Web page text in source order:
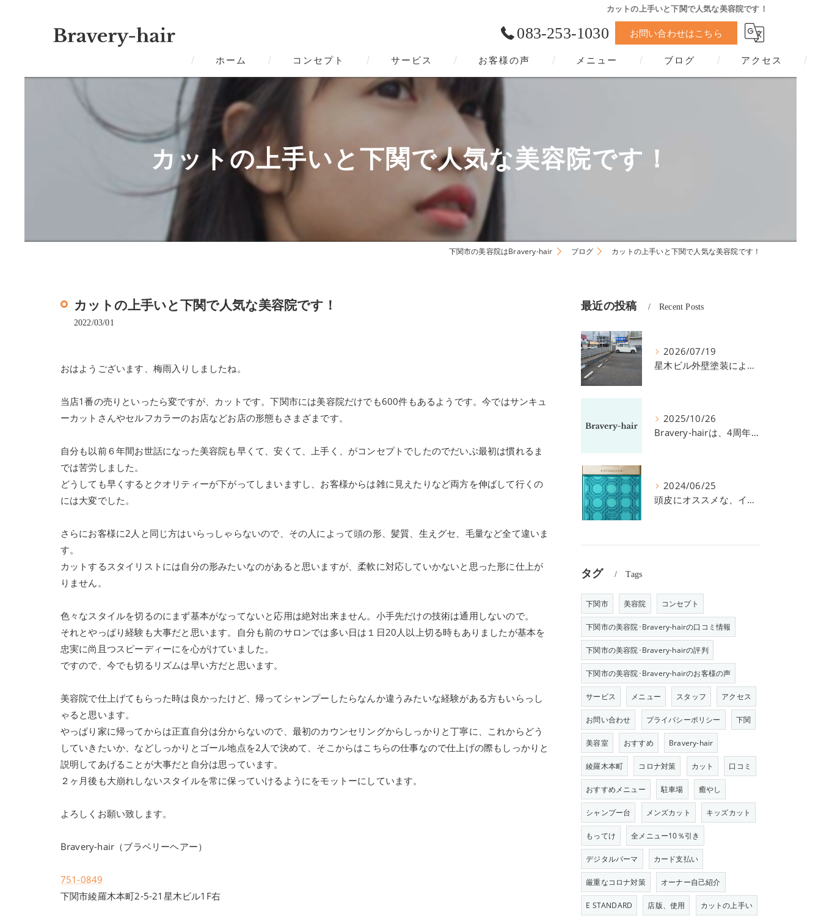
カットの上手いと下関で人気な美容院です！
083-253-1030 お問い合わせはこちら
ホーム コンセプト
下関市の美容院･Bravery-hairの口コミ情報
下関市の美容院･Bravery-hairのお客様の声
サービス お客様の声 メニュー ブログ アクセス
カットの上手いと下関で人気な美容院です！
下関市の美容院はBravery-hair ブログ カットの上手いと下関で人気な美容院です！
カットの上手いと下関で人気な美容院です！
2022/03/01
おはようございます、梅雨入りしましたね。
当店1番の売りといったら変ですが、カットです。下関市には美容院だけでも600件もあるようです。今ではサンキュ
ーカットさんやセルフカラーのお店などお店の形態もさまざまです。
自分も以前６年間お世話になった美容院も早くて、安くて、上手く、がコンセプトでしたのでだいぶ最初は慣れるま
では苦労しました。
どうしても早くするとクオリティーが下がってしまいますし、お客様からは雑に見えたりなど両方を伸ばして行くの
には大変でした。
さらにお客様に2人と同じ方はいらっしゃらないので、その人によって頭の形、髪質、生えグセ、毛量など全て違いま
す。
カットするスタイリストには自分の形みたいなのがあると思いますが、柔軟に対応していかないと思った形に仕上が
りません。
色々なスタイルを切るのにまず基本がなってないと応用は絶対出来ません。小手先だけの技術は通用しないので。
それとやっぱり経験も大事だと思います。自分も前のサロンでは多い日は１日20人以上切る時もありましたが基本を
忠実に尚且つスピーディーにを心がけていました。
ですので、今でも切るリズムは早い方だと思います。
美容院で仕上げてもらった時は良かったけど、帰ってシャンプーしたらなんか違うみたいな経験がある方もいらっし
ゃると思います。
やっぱり家に帰ってからは正直自分は分からないので、最初のカウンセリングからしっかりと丁寧に、これからどう
していきたいか、などしっかりとゴール地点を2人で決めて、そこからはこちらの仕事なので仕上げの際もしっかりと
説明してあげることが大事だと自分は思っています。
２ヶ月後も大崩れしないスタイルを常に保っていけるようにをモットーにしています。
よろしくお願い致します。
Bravery-hair（ブラベリーヘアー）
751-0849
下関市綾羅木本町2-5-21星木ビル1F右
最近の投稿 Recent Posts
2026/07/19
星木ビル外壁塗装による、駐車場の件につきまして。
2025/10/26
Bravery-hairは、4周年を迎えました！
2024/06/25
頭皮にオススメな、イイスタンダードのスカルプ系シャンプー＆トリートメントです！
タグ Tags
下関市 美容院 コンセプト
下関市の美容院･Bravery-hairの口コミ情報
下関市の美容院･Bravery-hairの評判
下関市の美容院･Bravery-hairのお客様の声
サービス メニュー スタッフ アクセス
お問い合わせ プライバシーポリシー 下関
美容室 おすすめ Bravery-hair
綾羅木本町 コロナ対策 カット 口コミ
おすすめメニュー 駐車場 癒やし
シャンプー台 メンズカット キッズカット
もってけ 全メニュー10％引き
デジタルパーマ カード支払い
厳重なコロナ対策 オーナー自己紹介
E STANDARD 店版、使用 カットの上手い